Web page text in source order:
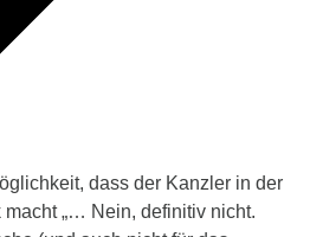
dass der Kanzler in der
„… Nein, definitiv nicht.